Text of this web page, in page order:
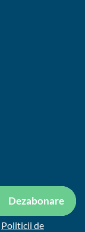
Dezabonare
Politicii de